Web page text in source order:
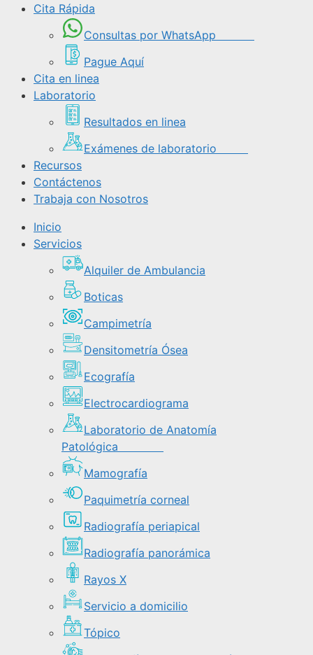
Cita Rápida
Consultas por WhatsApp
Pague Aquí
Cita en linea
Laboratorio
Resultados en linea
Exámenes de laboratorio
Recursos
Contáctenos
Trabaja con Nosotros
Inicio
Servicios
Alquiler de Ambulancia
Boticas
Campimetría
Densitometría Ósea
Ecografía
Electrocardiograma
Laboratorio de Anatomía
Patológica
Mamografía
Paquimetría corneal
Radiografía periapical
Radiografía panorámica
Rayos X
Servicio a domicilio
Tópico